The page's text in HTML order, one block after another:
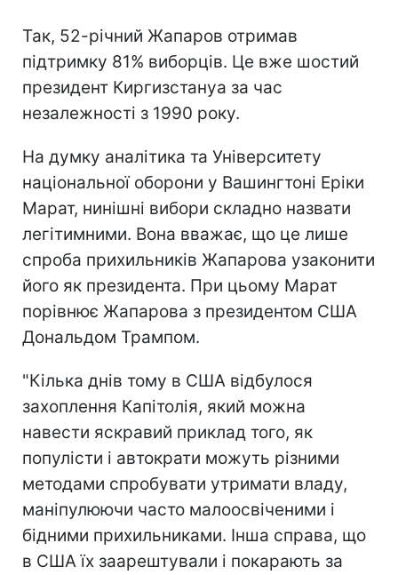
Так, 52-річний Жапаров отримав
підтримку 81% виборців. Це вже шостий
президент Киргизстануа за час
незалежності з 1990 року.
На думку аналітика та Університету
національної оборони у Вашингтоні Еріки
Марат, нинішні вибори складно назвати
легітимними. Вона вважає, що це лише
спроба прихильників Жапарова узаконити
його як президента. При цьому Марат
порівнює Жапарова з президентом США
Дональдом Трампом.
"Кілька днів тому в США відбулося
захоплення Капітолія, який можна
навести яскравий приклад того, як
популісти і автократи можуть різними
методами спробувати утримати владу,
маніпулюючи часто малоосвіченими і
бідними прихильниками. Інша справа, що
в США їх заарештували і покарають за